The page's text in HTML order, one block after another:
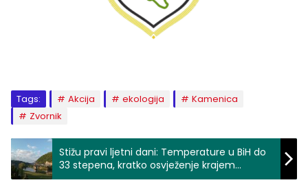
Tags: Akcija ekologija
Kamenica
Zvornik
Stižu pravi ljetni dani: Temperature u BiH do
33 stepena, kratko osvježenje krajem
sedmice